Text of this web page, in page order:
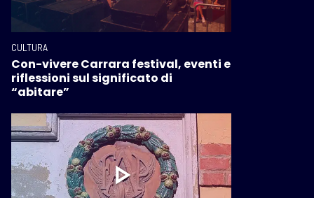
CULTURA
Con-vivere Carrara festival, eventi e
riflessioni sul significato di
“abitare”